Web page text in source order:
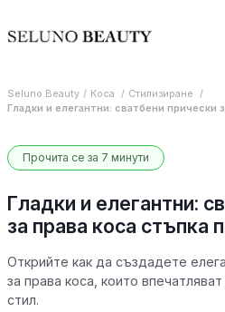
Seluno Beauty Коса
Стилизиране
Гладки и елегантни: сватбени прически
Прочита се за 7 минути
Гладки и елегантни:
за права коса стъпка
Открийте как да създадете
за права коса, които
стил.